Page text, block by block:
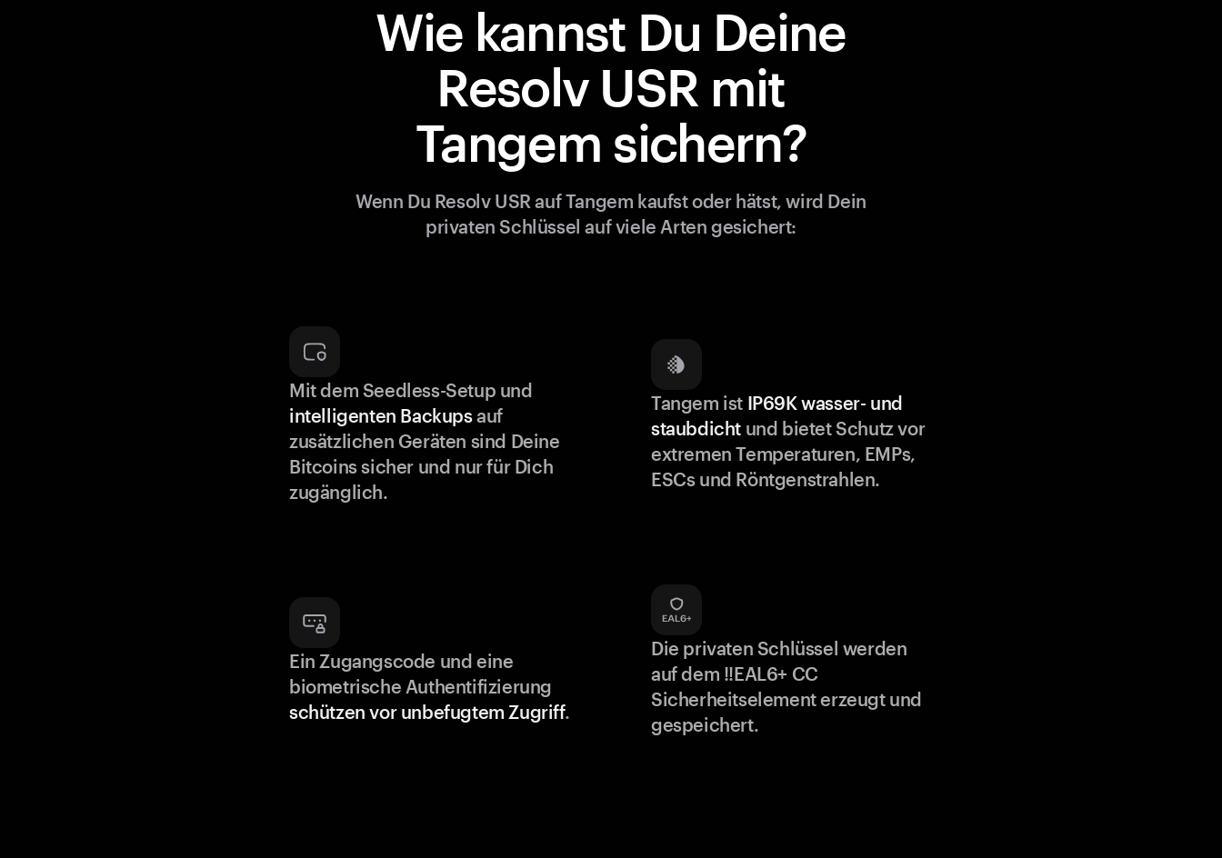
Wie kannst Du Deine
Resolv USR mit
Tangem sichern?
Wenn Du Resolv USR auf Tangem kaufst oder hätst, wird Dein
privaten Schlüssel auf viele Arten gesichert:
Mit dem Seedless-Setup und
intelligenten Backupsauf
zusätzlichen Geräten sind Deine
Bitcoins sicher und nur für Dich
zugänglich.
Tangem ist IP69K wasser- und
staubdicht und bietet Schutz vor
extremen Temperaturen, EMPs,
ESCs und Röntgenstrahlen.
Ein Zugangscode und eine
biometrische Authentifizierung
schützen vor unbefugtem Zugriff.
Die privaten Schlüssel werden
auf dem !!EAL6+ CC
Sicherheitselement erzeugt und
gespeichert.